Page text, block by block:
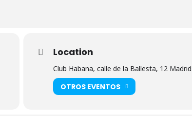
Location
Club Habana, calle de la Ballesta, 12 Madrid
OTROS EVENTOS